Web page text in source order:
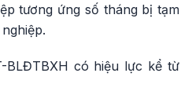
tương ứng số tháng bị tạm
BLĐTBXH có hiệu lực kể từ